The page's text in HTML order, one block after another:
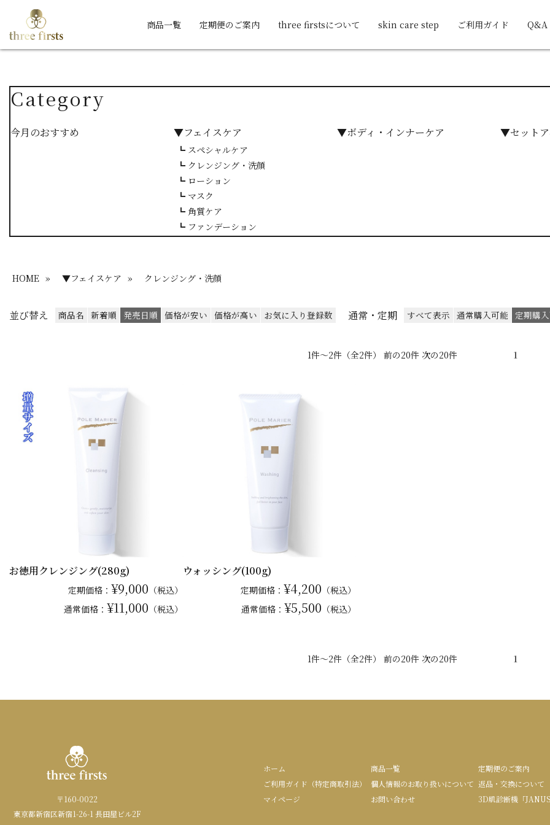
商品一覧 定期便のご案内 three firstsについて skin care step ご利用ガイド Q&A
Category
今月のおすすめ ▼フェイスケア
┗ スペシャルケア
┗ クレンジング・洗顔
┗ ローション
┗ マスク
┗ 角質ケア
┗ ファンデーション
▼ボディ・インナーケア ▼セットア
HOME » ▼フェイスケア » クレンジング・洗顔
並び替え 商品名 新着順 発売日順 価格が安い 価格が高い お気に入り登録数 通常・定期 すべて表示 通常購入可能 定期購
1件～2件（全2件） 前の20件 次の20件 1
お徳用クレンジング(280g)
定期価格： ¥9,000 （税込）
通常価格： ¥11,000 （税込）
ウォッシング(100g)
定期価格： ¥4,200 （税込）
通常価格： ¥5,500 （税込）
1件～2件（全2件） 前の20件 次の20件 1
〒160-0022
東京都新宿区新宿1-26-1 長田屋ビル2F
ホーム 商品一覧
定期便のご案内
ご利用ガイド（特定商取引法）
個人情報のお取り扱いについて 返品・交換について
マイページ
お問い合わせ 3D肌診断機「